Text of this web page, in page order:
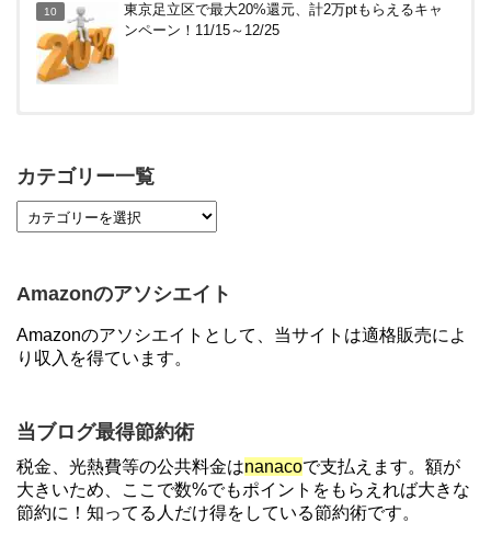
バック！関西の公共交通機関、札幌市営地下鉄で。
～12/14
東京足立区で最大20%還元、計2万ptもらえるキャ
ンペーン！11/15～12/25
【7/21まで】エアウォレット(COIN+)で最大98,300
【2倍増量】PayPayカード、まるごとフラットリボ
登録と3回利用で10000ptがもらえるキャンペーン！
3/31まで
ソニーフィナンシャルグループの株主限定！2万円
もらえる口座開設キャンペーン。7/31まで
【対象者限定】楽天ペイで決済すると最大300ポイ
カテゴリー一覧
Amazonのアソシエイト
Amazonのアソシエイトとして、当サイトは適格販売によ
り収入を得ています。
当ブログ最得節約術
税金、光熱費等の公共料金はnanacoで支払えます。額が
大きいため、ここで数%でもポイントをもらえれば大きな
節約に！知ってる人だけ得をしている節約術です。